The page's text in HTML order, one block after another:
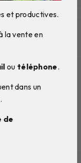
et productives.
la vente en
ou téléphone.
dans un
de